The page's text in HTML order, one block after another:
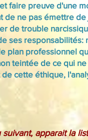
faire preuve d'une
de ne pas émettre
de trouble
ses responsabilités:
plan professionnel
teintée de ce qui
de cette éthique,
apparaitla